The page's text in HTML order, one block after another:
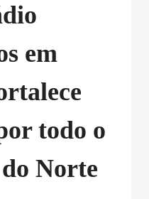
em
todo o
Norte